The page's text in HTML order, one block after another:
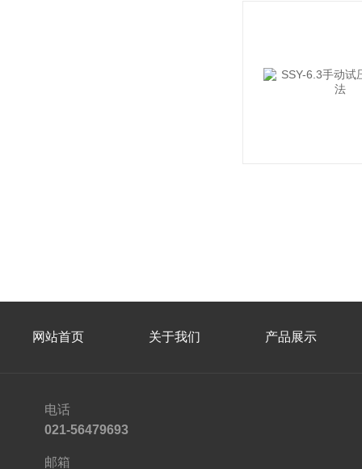
网站首页 关于我们 产品展示
电话
021-56479693
邮箱